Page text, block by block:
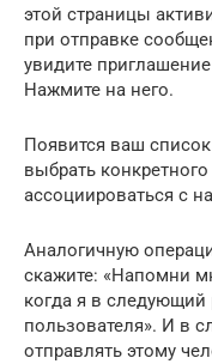
этой страницы
при отправке
увидите
Нажмите на него.
Появится ваш
выбрать
ассоциироваться с
Аналогичную
скажите: «Напомни
когда я в следующий
пользователя». И в
отправлять этому